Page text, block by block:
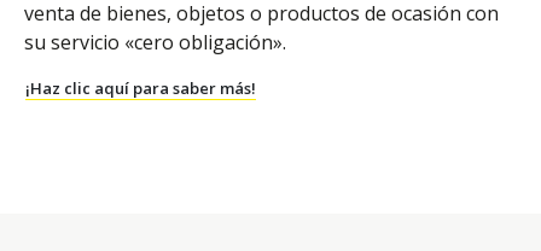
venta de bienes, objetos o productos de ocasión con
su servicio «cero obligación».
¡Haz clic aquí para saber más!